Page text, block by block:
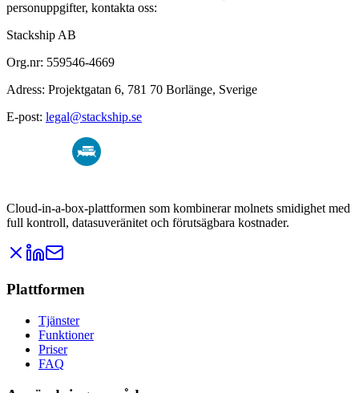
personuppgifter, kontakta oss:
Stackship AB
Org.nr: 559546-4669
Adress: Projektgatan 6, 781 70 Borlänge, Sverige
E-post: legal@stackship.se
Cloud-in-a-box-plattformen som kombinerar molnets smidighet med
full kontroll, datasuveränitet och förutsägbara kostnader.
Plattformen
Tjänster
Funktioner
Priser
FAQ